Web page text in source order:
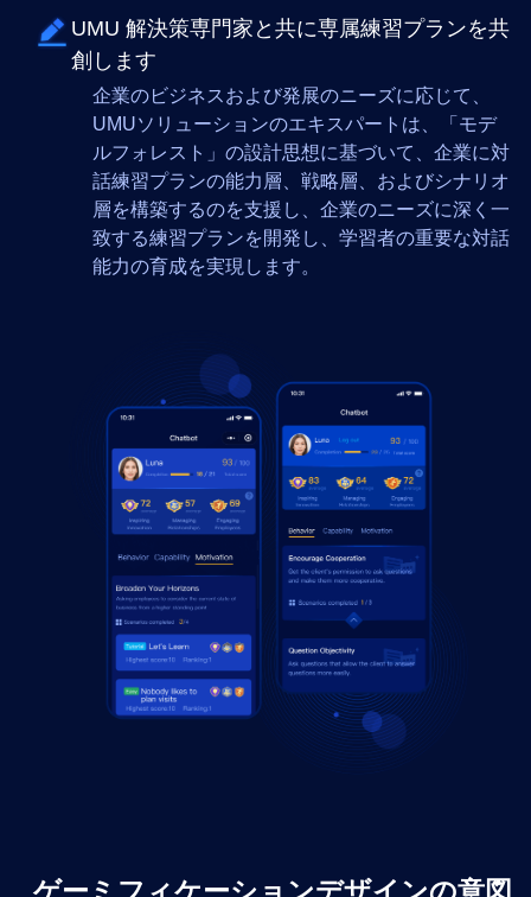
UMU 解決策専門家と共に専属練習プランを共
創します
企業のビジネスおよび発展のニーズに応じて、
UMUソリューションのエキスパートは、「モデ
ルフォレスト」の設計思想に基づいて、企業に対
話練習プランの能力層、戦略層、およびシナリオ
層を構築するのを支援し、企業のニーズに深く一
致する練習プランを開発し、学習者の重要な対話
能力の育成を実現します。